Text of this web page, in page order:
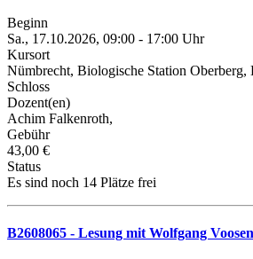
Beginn
Sa., 17.10.2026, 09:00 - 17:00 Uhr
Kursort
Nümbrecht, Biologische Station Oberberg,
Schloss
Dozent(en)
Achim Falkenroth,
Gebühr
43,00 €
Status
Es sind noch 14 Plätze frei
B2608065 - Lesung mit Wolfgang